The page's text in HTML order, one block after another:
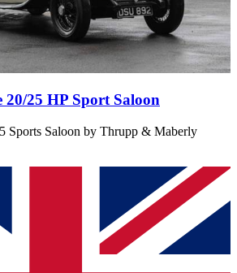
20/25 HP Sport Saloon
Sports Saloon by Thrupp & Maberly